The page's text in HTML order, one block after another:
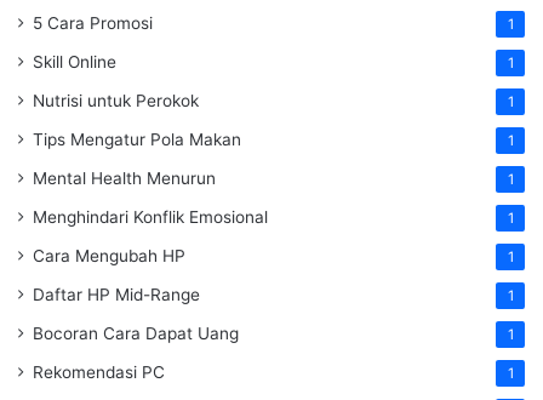
5 Cara Promosi 1
Skill Online 1
Nutrisi untuk Perokok 1
Tips Mengatur Pola Makan 1
Mental Health Menurun 1
Menghindari Konflik Emosional 1
Cara Mengubah HP 1
Daftar HP Mid-Range 1
Bocoran Cara Dapat Uang 1
Rekomendasi PC 1